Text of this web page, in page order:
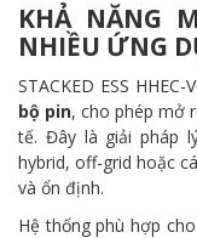
KHẢ NĂNG
NHIỀU ỨNG
STACKED ESS
bộ pin, cho phép mở
tế. Đây là giải pháp
hybrid, off-grid hoặc
và ổn định.
Hệ thống phù hợp